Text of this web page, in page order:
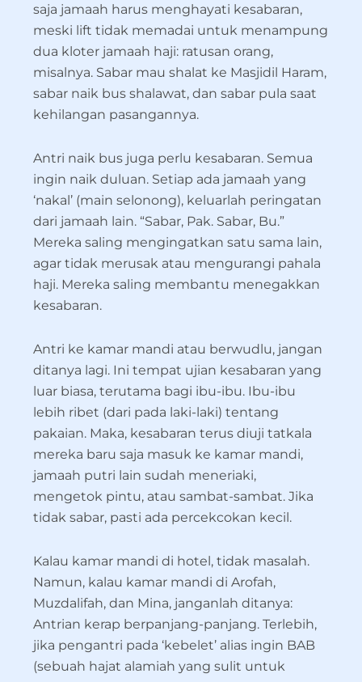
saja jamaah harus menghayati kesabaran,
meski lift tidak memadai untuk menampung
dua kloter jamaah haji: ratusan orang,
misalnya. Sabar mau shalat ke Masjidil Haram,
sabar naik bus shalawat, dan sabar pula saat
kehilangan pasangannya.
Antri naik bus juga perlu kesabaran. Semua
ingin naik duluan. Setiap ada jamaah yang
‘nakal’ (main selonong), keluarlah peringatan
dari jamaah lain. “Sabar, Pak. Sabar, Bu.”
Mereka saling mengingatkan satu sama lain,
agar tidak merusak atau mengurangi pahala
haji. Mereka saling membantu menegakkan
kesabaran.
Antri ke kamar mandi atau berwudlu, jangan
ditanya lagi. Ini tempat ujian kesabaran yang
luar biasa, terutama bagi ibu-ibu. Ibu-ibu
lebih ribet (dari pada laki-laki) tentang
pakaian. Maka, kesabaran terus diuji tatkala
mereka baru saja masuk ke kamar mandi,
jamaah putri lain sudah meneriaki,
mengetok pintu, atau sambat-sambat. Jika
tidak sabar, pasti ada percekcokan kecil.
Kalau kamar mandi di hotel, tidak masalah.
Namun, kalau kamar mandi di Arofah,
Muzdalifah, dan Mina, janganlah ditanya:
Antrian kerap berpanjang-panjang. Terlebih,
jika pengantri pada ‘kebelet’ alias ingin BAB
(sebuah hajat alamiah yang sulit untuk